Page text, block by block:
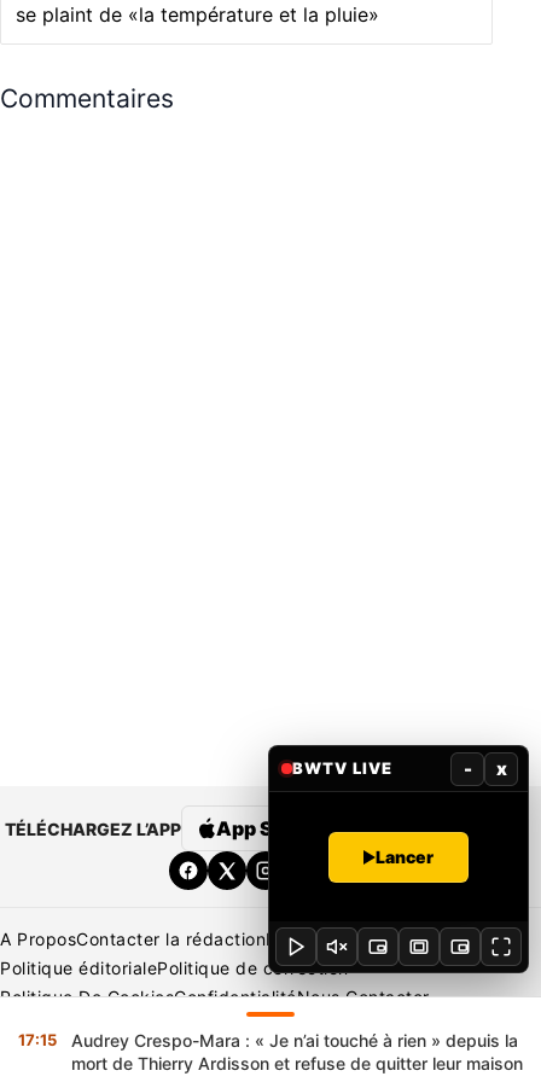
se plaint de «la température et la pluie»
Commentaires
TÉLÉCHARGEZ L’APP App Store Google Play
A ProposContacter la rédactionRédaction
Mentions légales
Politique éditorialePolitique de correction
Politique De CookiesConfidentialitéNous Contacter
Copyright © 2026 BENIN WEB TV | Tous Droits Réservés
17:15
Audrey Crespo-Mara : « Je n’ai touché à rien » depuis la
mort de Thierry Ardisson et refuse de quitter leur maison
BWTV LIVE - x
Lancer